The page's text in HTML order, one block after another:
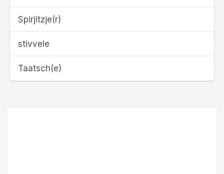
Spirjitzje(r)
stivvele
Taatsch(e)